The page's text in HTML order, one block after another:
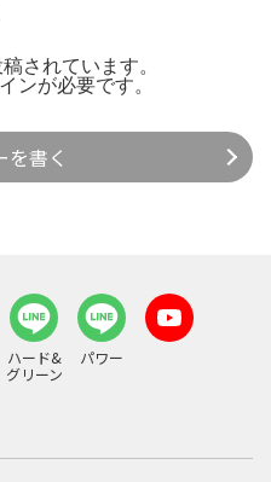
されています。
ンが必要です。
を書く
ハード&
グリーン
パワー